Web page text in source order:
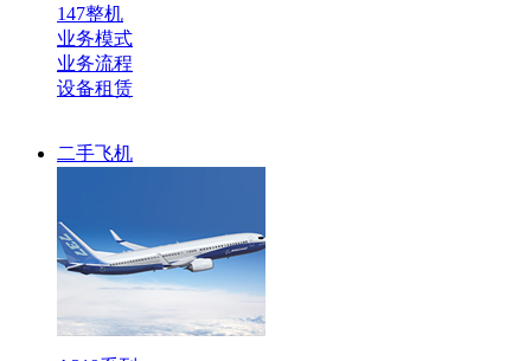
147整机
业务模式
业务流程
设备租赁
二手飞机